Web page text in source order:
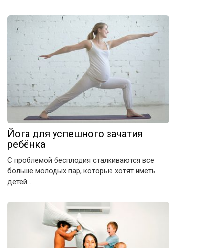
Йога для успешного зачатия
ребёнка
С проблемой бесплодия сталкиваются все
больше молодых пар, которые хотят иметь
детей….